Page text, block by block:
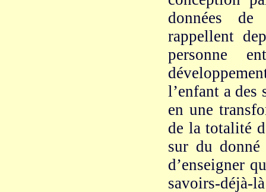
données
rappellent
personne
l’enfant a des
en une
de la totalité
sur du
d’enseigner
savoirs-déjà-